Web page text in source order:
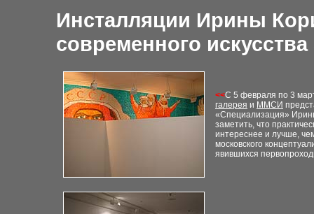
Инсталляции Ирины
современного искусства
<<С 5 февраля по 3
галерея и ММСИ
«Специализация»
заметить, что
интереснее и лучше,
московского
явившихся